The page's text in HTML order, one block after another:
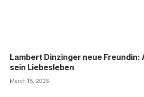
Lambert Dinzinger neue Freundin:
sein Liebesleben
March 15, 2026